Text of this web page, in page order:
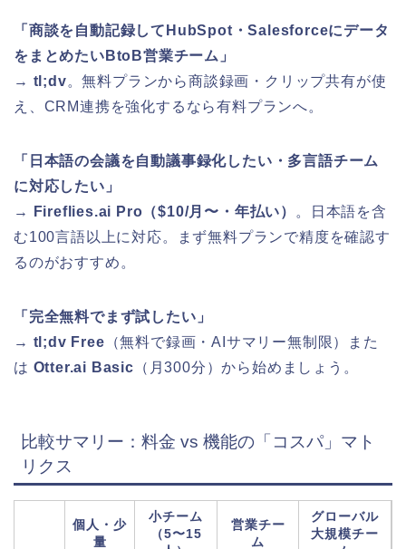
「商談を自動記録してHubSpot・Salesforceにデータ
をまとめたいBtoB営業チーム」
→ tl;dv。無料プランから商談録画・クリップ共有が使
え、CRM連携を強化するなら有料プランへ。
「日本語の会議を自動議事録化したい・多言語チーム
に対応したい」
→
Fireflies.ai Pro（$10/月〜・年払い）
。日本語を含
む100言語以上に対応。まず無料プランで精度を確認す
るのがおすすめ。
「完全無料でまず試したい」
→ tl;dv Free （無料で録画・AIサマリー無制限）また
は Otter.ai Basic （月300分）から始めましょう。
比較サマリー：料金 vs 機能の「コスパ」マト
リクス
個人・少
量
小チーム
（5〜15
営業チー
ム
グローバル
大規模チー